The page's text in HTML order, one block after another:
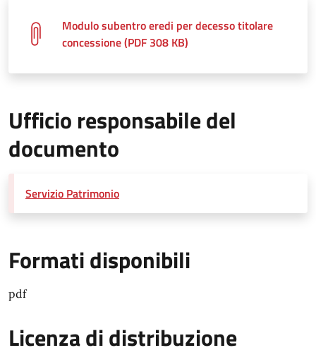
Modulo subentro eredi per decesso titolare
concessione (PDF 308 KB)
Ufficio responsabile del
documento
Servizio Patrimonio
Formati disponibili
pdf
Licenza di distribuzione